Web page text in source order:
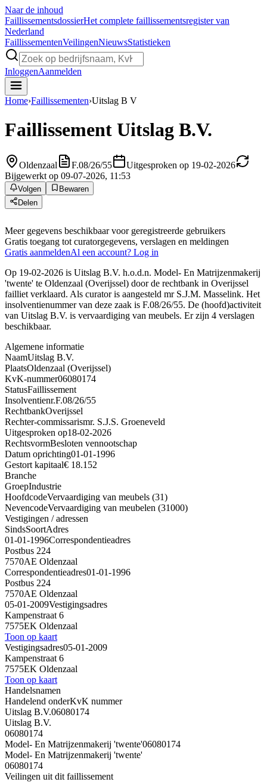
Naar de inhoud
FaillissementsdossierHet complete faillissementsregister van
Nederland
FaillissementenVeilingenNieuwsStatistieken
InloggenAanmelden
Home›Faillissementen›Uitslag B V
Faillissement Uitslag B.V.
Oldenzaal F.08/26/55
Uitgesproken op 19-02-2026
Bijgewerkt op 09-07-2026, 11:53
Volgen
Bewaren
Delen
Meer gegevens beschikbaar voor geregistreerde gebruikers
Gratis toegang tot curatorgegevens, verslagen en meldingen
Gratis aanmeldenAl een account? Log in
Op 19-02-2026 is Uitslag B.V. h.o.d.n. Model- En Matrijzenmakerij
'twente' te Oldenzaal (Overijssel) door de rechtbank in Overijssel
failliet verklaard. Als curator is aangesteld mr S.J.M. Masselink. Het
insolventienummer van deze zaak is F.08/26/55. De (hoofd)activiteit
van Uitslag B.V. is vervaardiging van meubels. Er zijn 4 verslagen
beschikbaar.
Algemene informatie
NaamUitslag B.V.
PlaatsOldenzaal (Overijssel)
KvK-nummer06080174
StatusFaillissement
Insolventienr.F.08/26/55
RechtbankOverijssel
Rechter-commissarismr. S.J.S. Groeneveld
Uitgesproken op18-02-2026
RechtsvormBesloten vennootschap
Datum oprichting01-01-1996
Gestort kapitaal€ 18.152
Branche
GroepIndustrie
HoofdcodeVervaardiging van meubels (31)
NevencodeVervaardiging van meubelen (31000)
Vestigingen / adressen
SindsSoortAdres
01-01-1996Correspondentieadres
Postbus 224
7570AE Oldenzaal
Correspondentieadres01-01-1996
Postbus 224
7570AE Oldenzaal
05-01-2009Vestigingsadres
Kampenstraat 6
7575EK Oldenzaal
Toon op kaart
Vestigingsadres05-01-2009
Kampenstraat 6
7575EK Oldenzaal
Toon op kaart
Handelsnamen
Handelend onderKvK nummer
Uitslag B.V.06080174
Uitslag B.V.
06080174
Model- En Matrijzenmakerij 'twente'06080174
Model- En Matrijzenmakerij 'twente'
06080174
Veilingen uit dit faillissement